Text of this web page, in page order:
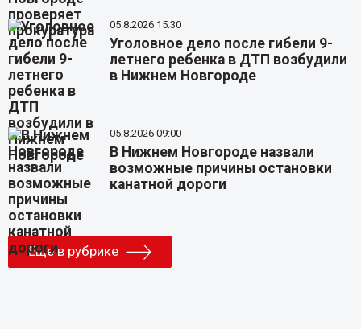
05.8.2026 15:30
Уголовное дело после гибели 9-
летнего ребенка в ДТП возбудили
в Нижнем Новгороде
05.8.2026 09:00
В Нижнем Новгороде назвали
возможные причины остановки
канатной дороги
Еще в рубрике